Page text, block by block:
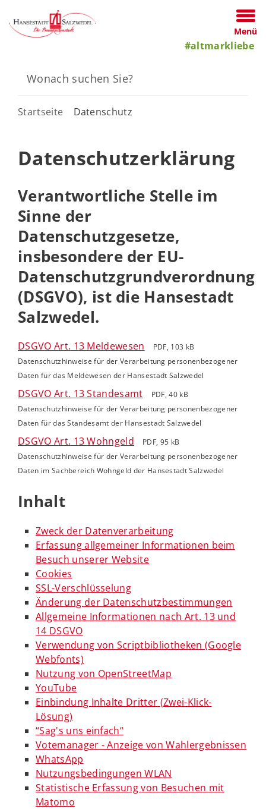
Menü
#altmarkliebe
Startseite Datenschutz
Datenschutzerklärung
Verantwortliche Stelle im
Sinne der
Datenschutzgesetze,
insbesondere der EU-
Datenschutzgrundverordnung
(DSGVO), ist die Hansestadt
Salzwedel.
DSGVO Art. 13 Meldewesen
PDF, 103 kB
Datenschutzhinweise für der Verarbeitung personenbezogener
Daten für das Meldewesen der Hansestadt Salzwedel
DSGVO Art. 13 Standesamt
PDF, 40 kB
Datenschutzhinweise für der Verarbeitung personenbezogener
Daten für das Standesamt der Hansestadt Salzwedel
DSGVO Art. 13 Wohngeld
PDF, 95 kB
Datenschutzhinweise für der Verarbeitung personenbezogener
Daten im Sachbereich Wohngeld der Hansestadt Salzwedel
Inhalt
Zweck der Datenverarbeitung
Erfassung allgemeiner Informationen beim
Besuch unserer Website
Cookies
SSL-Verschlüsselung
Änderung der Datenschutzbestimmungen
Allgemeine Informationen nach Art. 13 und
14 DSGVO
Verwendung von Scriptbibliotheken (Google
Webfonts)
Nutzung von OpenStreetMap
YouTube
Einbindung Inhalte Dritter (Zwei-Klick-
Lösung)
“Sag's uns einfach“
Votemanager - Anzeige von Wahlergebnissen
WhatsApp
Nutzungsbedingungen WLAN
Statistische Erfassung von Besuchen mit
Matomo